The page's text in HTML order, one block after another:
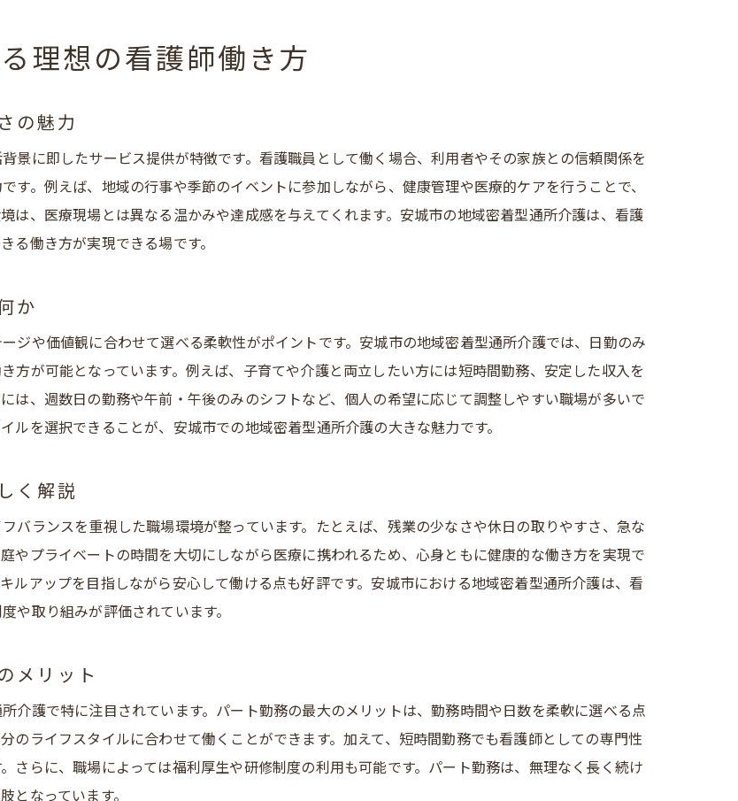
看護師求人で重視される研修や教育制度について
パート勤務で新たなスタートを切るコツを解説
安城市で地域医療に貢献する働き方の魅力とは
護職員が感じる地域の支えと信頼関係について
河エリアで働く看護師のやりがい発見ポイント
日々成長できる医療現場での経験を共有
で看護師として安定収入を得るポイント
城市で看護職員が安定収入を得るための秘訣
域密着型通所介護の求人で収入を安定させる方法
看護師求人で注目したい給与と待遇の確認ポイント
く働ける職場選びで収入安定を目指すコツ
護職員として安心して働くためのチェックリスト
理想の看護師働き方
の魅力
景に即したサービス提供が特徴です。看護職員として働く場合、利用者やその家族との信頼関係を
す。例えば、地域の行事や季節のイベントに参加しながら、健康管理や医療的ケアを行うことで、
は、医療現場とは異なる温かみや達成感を与えてくれます。安城市の地域密着型通所介護は、看護
る働き方が実現できる場です。
か
ジや価値観に合わせて選べる柔軟性がポイントです。安城市の地域密着型通所介護では、日勤のみ
方が可能となっています。例えば、子育てや介護と両立したい方には短時間勤務、安定した収入を
は、週数日の勤務や午前・午後のみのシフトなど、個人の希望に応じて調整しやすい職場が多いで
ルを選択できることが、安城市での地域密着型通所介護の大きな魅力です。
く解説
バランスを重視した職場環境が整っています。たとえば、残業の少なさや休日の取りやすさ、急な
やプライベートの時間を大切にしながら医療に携われるため、心身ともに健康的な働き方を実現で
ルアップを目指しながら安心して働ける点も好評です。安城市における地域密着型通所介護は、看
や取り組みが評価されています。
メリット
介護で特に注目されています。パート勤務の最大のメリットは、勤務時間や日数を柔軟に選べる点
のライフスタイルに合わせて働くことができます。加えて、短時間勤務でも看護師としての専門性
さらに、職場によっては福利厚生や研修制度の利用も可能です。パート勤務は、無理なく長く続け
となっています。